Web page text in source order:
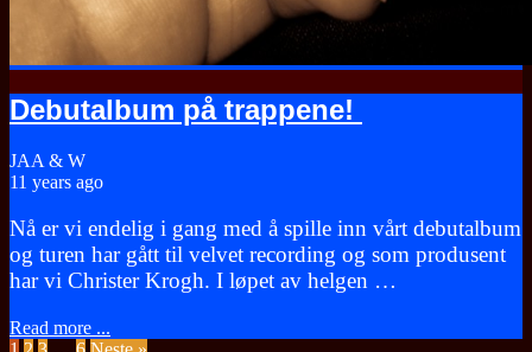
Debutalbum på trappene!
JAA & W
11 years ago
Nå er vi endelig i gang med å spille inn vårt debutalbum
og turen har gått til velvet recording og som produsent
har vi Christer Krogh. I løpet av helgen …
Read more ...